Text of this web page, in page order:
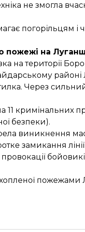
не змогла
погорільцям
пожежі на
території
районі
Через
11 кримінальних
безпеки).
виникнення
замикання